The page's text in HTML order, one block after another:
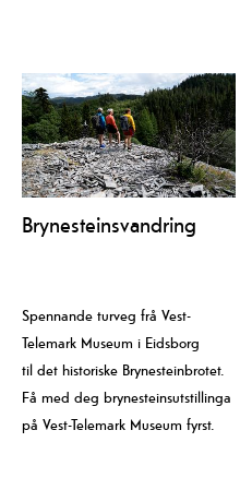
Brynesteinsvandring
Spennande turveg frå Vest-
Telemark Museum i Eidsborg
til det historiske Brynesteinbrotet.
Få med deg brynesteinsutstillinga
på Vest-Telemark Museum fyrst.